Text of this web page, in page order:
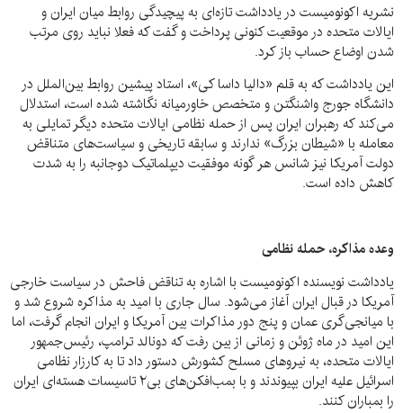
نشریه اکونومیست در یادداشت تازه‌ای به پیچیدگی روابط میان ایران و
ایالات متحده در موقعیت کنونی پرداخت و گفت که فعلا نباید روی مرتب
شدن اوضاع حساب باز کرد.
این یادداشت که به قلم «دالیا داسا کی»، استاد پیشین روابط بین‌الملل در
دانشگاه جورج واشنگتن و متخصص خاورمیانه نگاشته شده است، استدلال
می‌کند که رهبران ایران پس از حمله نظامی ایالات متحده دیگر تمایلی به
معامله با «شیطان بزرگ» ندارند و سابقه تاریخی و سیاست‌های متناقض
دولت آمریکا نیز شانس هر گونه موفقیت دیپلماتیک دوجانبه را به شدت
کاهش داده است.
وعده مذاکره، حمله نظامی
یادداشت نویسنده اکونومیست با اشاره به تناقض فاحش در سیاست خارجی
آمریکا در قبال ایران آغاز می‌شود. سال جاری با امید به مذاکره شروع شد و
با میانجی‌گری عمان و پنج دور مذاکرات بین آمریکا و ایران انجام گرفت، اما
این امید در ماه ژوئن و زمانی از بین رفت که دونالد ترامپ، رئیس‌جمهور
ایالات متحده، به نیروهای مسلح کشورش دستور داد تا به کارزار نظامی
اسرائیل علیه ایران بپیوندند و با بمب‌افکن‌های بی۲ تاسیسات هسته‌ای ایران
را بمباران کنند.